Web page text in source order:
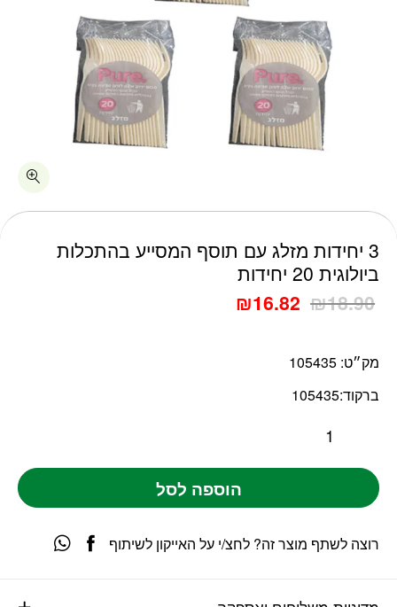
3 יחידות מזלג עם תוסף המסייע בהתכלות
ביולוגית 20 יחידות
₪18.90
₪16.82
מק״ט: 105435
ברקוד:105435
כמות 3 יחידות מזלג עם תוסף המסייע בהתכלות ביולוגית 20 יחידות
הוספה לסל
רוצה לשתף מוצר זה? לחצ/י על האייקון לשיתוף